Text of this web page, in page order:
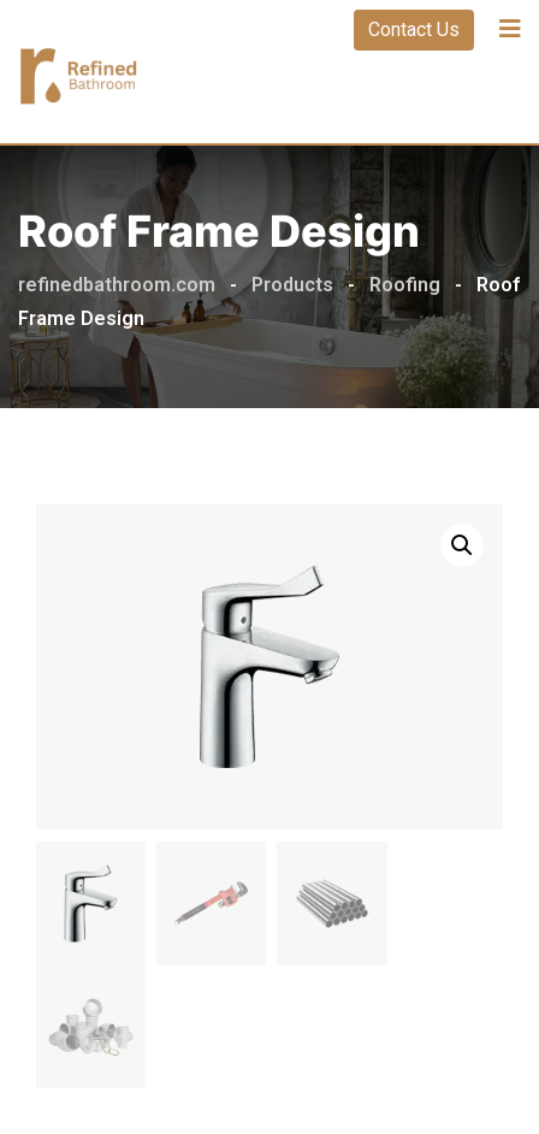
Contact Us
Roof Frame Design
refinedbathroom.com - Products - Roofing -
Roof
Frame Design